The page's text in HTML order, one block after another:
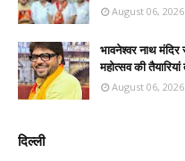
August 06, 2026
भावनेश्वर नाथ
महोत्सव की
August 06, 2026
दिल्ली